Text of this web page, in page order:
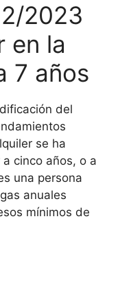
2023
en la
7 años
del
se ha
cinco años, o a
una persona
anuales
mínimos de